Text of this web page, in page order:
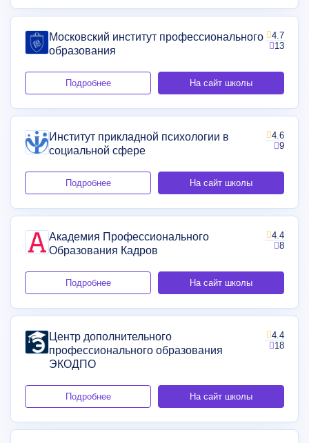
Московский институт профессионального
образования
4.7
13
Подробнее На сайт школы
Институт прикладной психологии в
социальной сфере
4.6
9
Подробнее На сайт школы
Академия Профессионального
Образования Кадров
4.4
8
Подробнее На сайт школы
Центр дополнительного
профессионального образования
ЭКОДПО
4.4
18
Подробнее На сайт школы